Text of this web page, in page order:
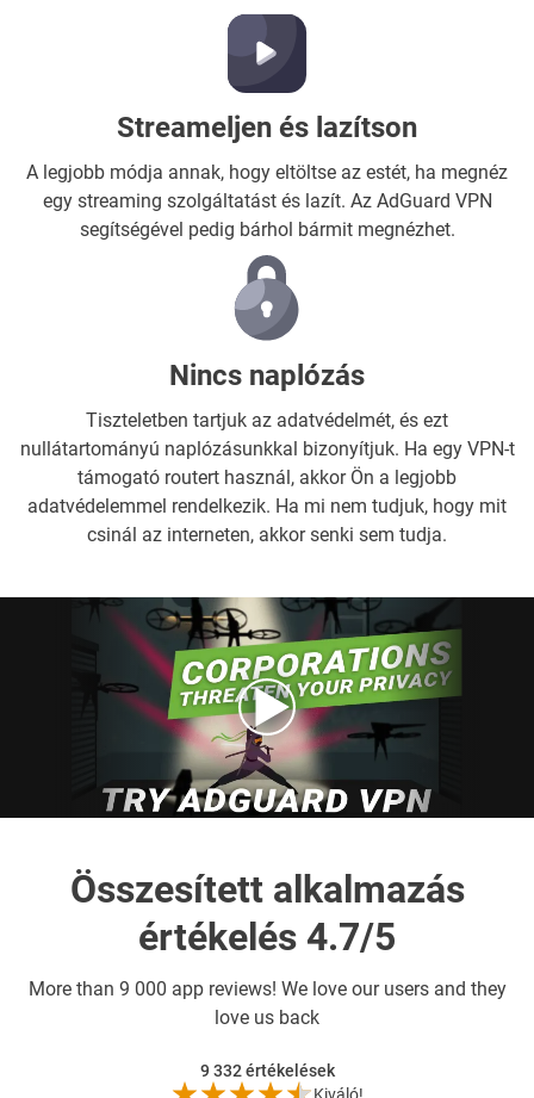
Streameljen és lazítson
A legjobb módja annak, hogy eltöltse az estét, ha megnéz
egy streaming szolgáltatást és lazít. Az AdGuard VPN
segítségével pedig bárhol bármit megnézhet.
Nincs naplózás
Tiszteletben tartjuk az adatvédelmét, és ezt
nullátartományú naplózásunkkal bizonyítjuk. Ha egy VPN-t
támogató routert használ, akkor Ön a legjobb
adatvédelemmel rendelkezik. Ha mi nem tudjuk, hogy mit
csinál az interneten, akkor senki sem tudja.
Összesített alkalmazás
értékelés 4.7/5
More than 9 000 app reviews! We love our users and they
love us back
9 332értékelések